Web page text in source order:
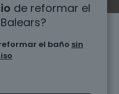
de reformar el
el baño sin